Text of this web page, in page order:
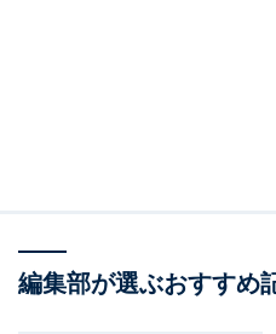
編集部が選ぶおすすめ